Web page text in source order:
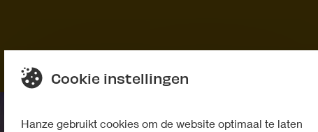
Cookie instellingen
Hanze gebruikt cookies om de website optimaal te laten